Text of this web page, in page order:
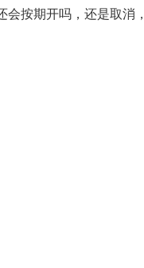
会按期开吗，还是取消